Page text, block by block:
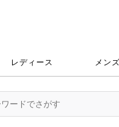
レディース メンズ